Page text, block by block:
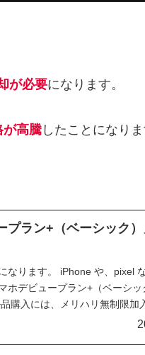
が必要になります。
が高騰したことになりま
プラン+（ベーシック
なります。 iPhone や、pixel
ホデビュープラン+（ベーシッ
購入には、メリハリ無制限加
ン+（ベーシック）も対象とな